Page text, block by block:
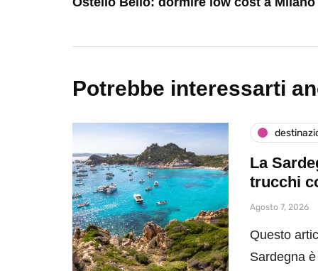
Potrebbe interessarti
La
trucchi
Agosto 7, 2026
Questo
Sardegna